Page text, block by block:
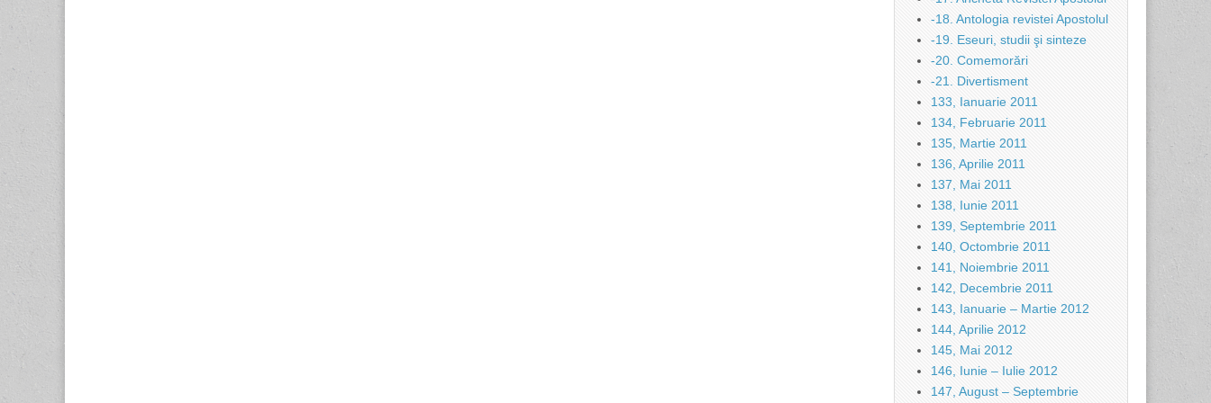
-18. Antologia revistei Apostolul
-19. Eseuri, studii şi sinteze
-20. Comemorări
-21. Divertisment
133, Ianuarie 2011
134, Februarie 2011
135, Martie 2011
136, Aprilie 2011
137, Mai 2011
138, Iunie 2011
139, Septembrie 2011
140, Octombrie 2011
141, Noiembrie 2011
142, Decembrie 2011
143, Ianuarie – Martie 2012
144, Aprilie 2012
145, Mai 2012
146, Iunie – Iulie 2012
147, August – Septembrie